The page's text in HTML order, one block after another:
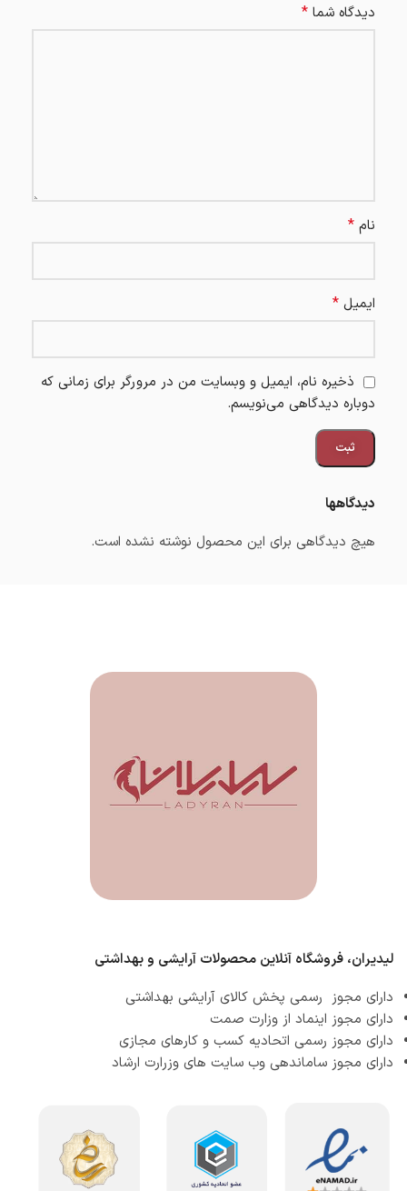
دیدگاهها
هیچ دیدگاهی برای این محصول نوشته نشده است.
دیدگاه شما *
نام *
ایمیل *
ذخیره نام، ایمیل و وبسایت من در مرورگر برای زمانی که
دوباره دیدگاهی می‌نویسم.
لیدیران، فروشگاه آنلاین محصولات آرایشی و بهداشتی
دارای مجوز رسمی پخش کالای آرایشی بهداشتی
دارای مجوز اینماد از وزارت صمت
دارای مجوز رسمی اتحادیه کسب و کارهای مجازی
دارای مجوز ساماندهی وب سایت های وزرارت ارشاد